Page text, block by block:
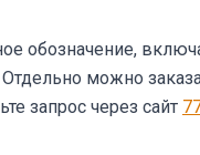
обозначение,
Отдельно можно
запрос через сайт